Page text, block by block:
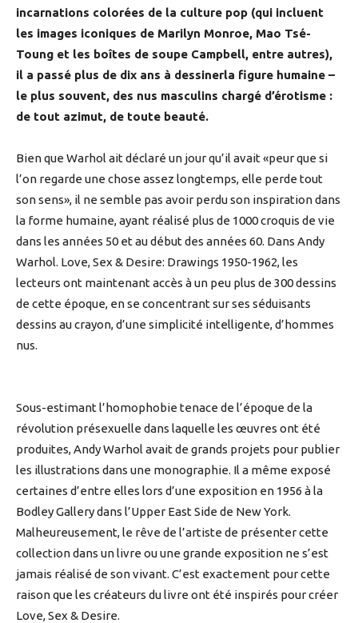
incarnations colorées de la culture pop (qui incluent
les images iconiques de Marilyn Monroe, Mao Tsé-
Toung et les boîtes de soupe Campbell, entre autres),
il a passé plus de dix ans à dessinerla figure humaine –
le plus souvent, des nus masculins chargé d’érotisme :
de tout azimut, de toute beauté.
Bien que Warhol ait déclaré un jour qu’il avait «peur que si
l’on regarde une chose assez longtemps, elle perde tout
son sens», il ne semble pas avoir perdu son inspiration dans
la forme humaine, ayant réalisé plus de 1000 croquis de vie
dans les années 50 et au début des années 60. Dans Andy
Warhol. Love, Sex & Desire: Drawings 1950-1962, les
lecteurs ont maintenant accès à un peu plus de 300 dessins
de cette époque, en se concentrant sur ses séduisants
dessins au crayon, d’une simplicité intelligente, d’hommes
nus.
Sous-estimant l’homophobie tenace de l’époque de la
révolution présexuelle dans laquelle les œuvres ont été
produites, Andy Warhol avait de grands projets pour publier
les illustrations dans une monographie. Il a même exposé
certaines d’entre elles lors d’une exposition en 1956 à la
Bodley Gallery dans l’Upper East Side de New York.
Malheureusement, le rêve de l’artiste de présenter cette
collection dans un livre ou une grande exposition ne s’est
jamais réalisé de son vivant. C’est exactement pour cette
raison que les créateurs du livre ont été inspirés pour créer
Love, Sex & Desire.